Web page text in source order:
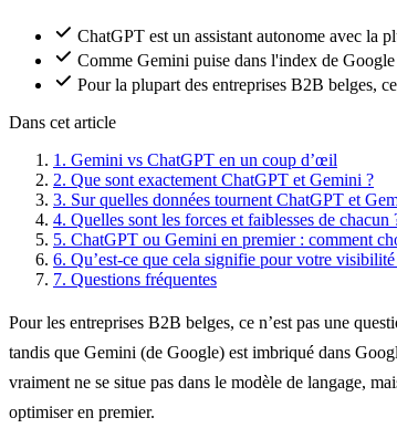
ChatGPT est un assistant autonome avec la
Comme Gemini puise dans l'index de
Pour la plupart des entreprises B2B belges,
Dans cet article
1. Gemini vs ChatGPT en un coup d’œil
2. Que sont exactement ChatGPT et Gemini ?
3. Sur quelles données tournent ChatGPT et
4. Quelles sont les forces et faiblesses de chacun
5. ChatGPT ou Gemini en premier : comment
6. Qu’est-ce que cela signifie pour votre
7. Questions fréquentes
Pour les entreprises B2B belges, ce n’est pas une
tandis que Gemini (de Google) est imbriqué dans
vraiment ne se situe pas dans le modèle de langage,
optimiser en premier.